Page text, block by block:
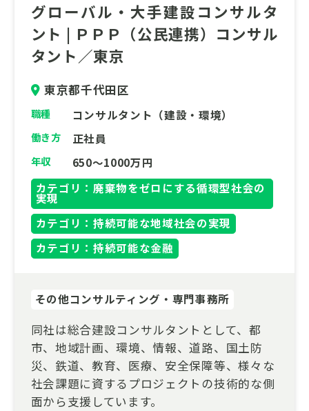
グローバル・大手建設コンサルタ
ント | ＰＰＰ（公民連携）コンサル
タント／東京
東京都千代田区
職種 コンサルタント（建設・環境）
働き方 正社員
年収
650～1000万円
カテゴリ：廃棄物をゼロにする循環型社会の
実現
カテゴリ：持続可能な地域社会の実現
カテゴリ：持続可能な金融
その他コンサルティング・専門事務所
同社は総合建設コンサルタントとして、都
市、地域計画、環境、情報、道路、国土防
災、鉄道、教育、医療、安全保障等、様々な
社会課題に資するプロジェクトの技術的な側
面から支援しています。